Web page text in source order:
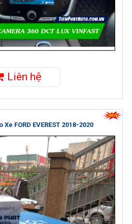
Liên hệ
FORD EVEREST 2018-2020